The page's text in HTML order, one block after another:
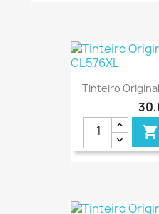
Tinteiro
